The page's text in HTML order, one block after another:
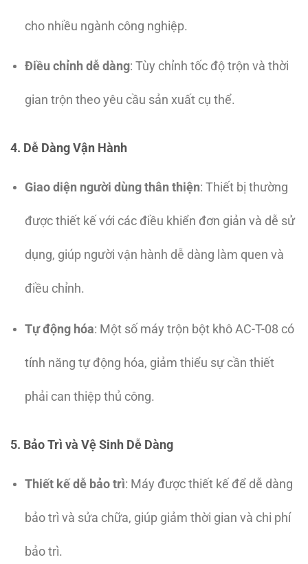
cho nhiều ngành công nghiệp.
Điều chỉnh dễ dàng: Tùy chỉnh tốc độ trộn và thời
gian trộn theo yêu cầu sản xuất cụ thể.
4. Dễ Dàng Vận Hành
Giao diện người dùng thân thiện: Thiết bị thường
được thiết kế với các điều khiển đơn giản và dễ sử
dụng, giúp người vận hành dễ dàng làm quen và
điều chỉnh.
Tự động hóa: Một số máy trộn bột khô AC-T-08 có
tính năng tự động hóa, giảm thiểu sự cần thiết
phải can thiệp thủ công.
5. Bảo Trì và Vệ Sinh Dễ Dàng
Thiết kế dễ bảo trì: Máy được thiết kế để dễ dàng
bảo trì và sửa chữa, giúp giảm thời gian và chi phí
bảo trì.